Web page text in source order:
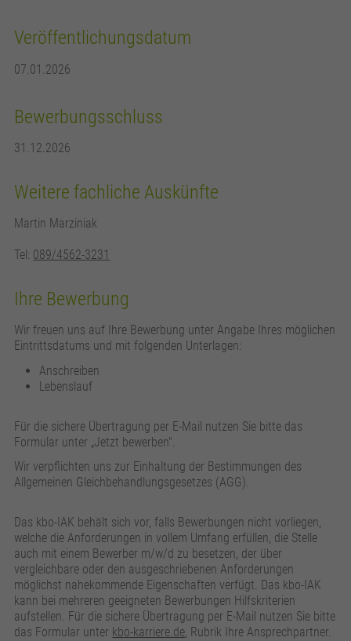
Veröffentlichungsdatum
07.01.2026
Bewerbungsschluss
31.12.2026
Weitere fachliche Auskünfte
Martin Marziniak
Tel: 089/4562-3231
Ihre Bewerbung
Wir freuen uns auf Ihre Bewerbung unter Angabe Ihres möglichen
Eintrittsdatums und mit folgenden Unterlagen:
Anschreiben
Lebenslauf
Für die sichere Übertragung per E-Mail nutzen Sie bitte das
Formular unter „Jetzt bewerben".
Wir verpflichten uns zur Einhaltung der Bestimmungen des
Allgemeinen Gleichbehandlungsgesetzes (AGG).
Das kbo-IAK behält sich vor, falls Bewerbungen nicht vorliegen,
welche die Anforderungen in vollem Umfang erfüllen, die Stelle
auch mit einem Bewerber m/w/d zu besetzen, der über
vergleichbare oder den ausgeschriebenen Anforderungen
möglichst nahekommende Eigenschaften verfügt. Das kbo-IAK
kann bei mehreren geeigneten Bewerbungen Hilfskriterien
aufstellen. Für die sichere Übertragung per E-Mail nutzen Sie bitte
das Formular unter kbo-karriere.de, Rubrik Ihre Ansprechpartner.